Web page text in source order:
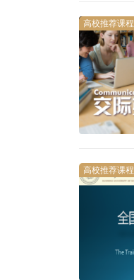
高校推荐课程
高校推荐课程